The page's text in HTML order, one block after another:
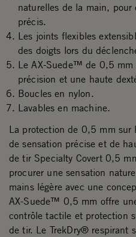
naturelles de la main, pour
précis.
Les joints flexibles
des doigts lors du
Le AX-Suede™ de 0,5 mm
précision et une haute
Boucles en nylon.
Lavables en machine.
La protection de 0,5 mm sur
de sensation précise et de
de tir Specialty Covert 0,5
procurer une sensation
mains légère avec une
AX-Suede™ 0,5 mm offre
contrôle tactile et protection
de tir. Le TrekDry® respirant